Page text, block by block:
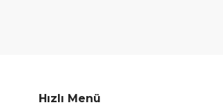
Hızlı Menü